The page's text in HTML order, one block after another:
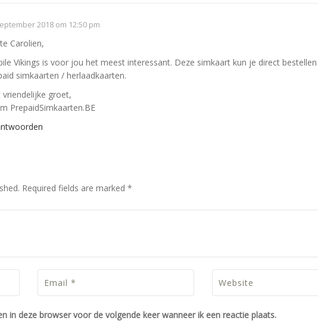
2018 om 12:50 pm
Carolien,
Vikings is voor jou het meest interessant. Deze simkaart kun je direct
simkaarten / herlaadkaarten.
vriendelijke groet,
PrepaidSimkaarten.BE
Required fields are marked *
in deze browser voor de volgende keer wanneer ik een reactie plaats.